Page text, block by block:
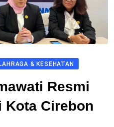
& KESEHATAN
Resmi
Kota Cirebon